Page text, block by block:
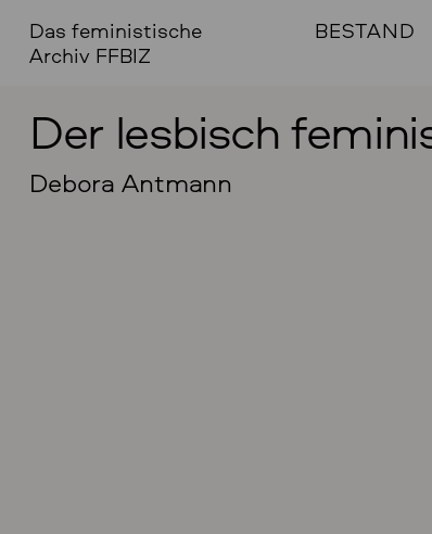
Das feministische
Archiv FFBIZ
BESTAND
Der lesbisch
Debora Antmann